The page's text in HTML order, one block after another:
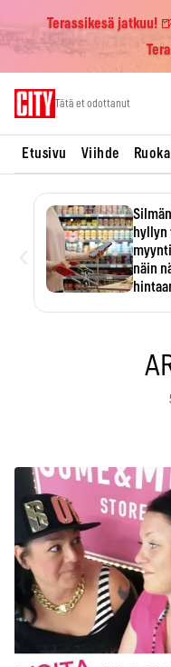
Terassikesä jatkuu!
Tätä et odottanut
Etusivu Viihde
hyllyn
näin